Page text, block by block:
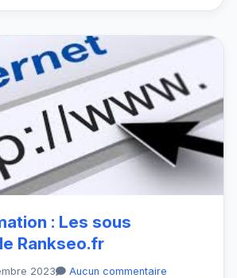
: Les sous
Rankseo.fr
2023 Aucun commentaire